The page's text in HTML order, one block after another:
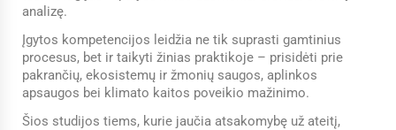
analizę.
Įgytos kompetencijos leidžia ne tik suprasti gamtinius
procesus, bet ir taikyti žinias praktikoje – prisidėti prie
pakrančių, ekosistemų ir žmonių saugos, aplinkos
apsaugos bei klimato kaitos poveikio mažinimo.
Šios studijos tiems, kurie jaučia atsakomybę už ateitį,